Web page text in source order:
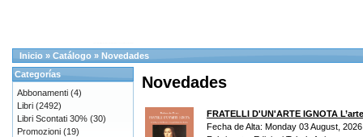
Inicio » Catálogo » Novedades
Novedades
FRATELLI D'UN'ARTE IGNOTA
Fecha de Alta: Monday 03 August, 2026
Categorías
Abbonamenti (4)
Libri (2492)
Libri Scontati 30% (30)
Promozioni (19)